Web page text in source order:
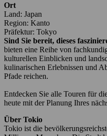
Ort
Land: Japan
Region: Kanto
Präfektur: Tokyo
Sind Sie bereit, dieses
bieten eine Reihe von
kulturellen Einblicken und
kulinarischen Erlebnissen und
Pfade reichen.
Entdecken Sie alle Touren für
heute mit der Planung Ihres
Über Tokio
Tokio ist die